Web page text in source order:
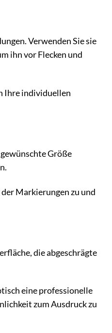
Verwenden Sie sie
ihn vor Flecken und
Ihre individuellen
Größe
Markierungen zu und
die abgeschrägte
eine professionelle
zum Ausdruck zu